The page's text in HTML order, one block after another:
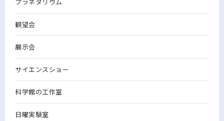
観望会
展示会
サイエンスショー
科学館の工作室
日曜実験室